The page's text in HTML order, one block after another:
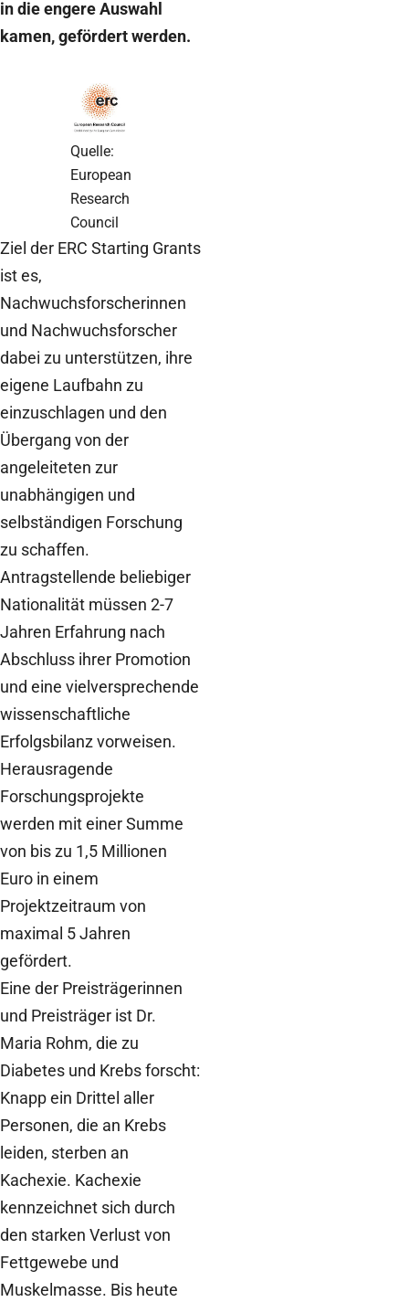
in die engere Auswahl
kamen, gefördert werden.
Quelle:
European
Research
Council
Ziel der ERC Starting Grants
ist es,
Nachwuchsforscherinnen
und Nachwuchsforscher
dabei zu unterstützen, ihre
eigene Laufbahn zu
einzuschlagen und den
Übergang von der
angeleiteten zur
unabhängigen und
selbständigen Forschung
zu schaffen.
Antragstellende beliebiger
Nationalität müssen 2-7
Jahren Erfahrung nach
Abschluss ihrer Promotion
und eine vielversprechende
wissenschaftliche
Erfolgsbilanz vorweisen.
Herausragende
Forschungsprojekte
werden mit einer Summe
von bis zu 1,5 Millionen
Euro in einem
Projektzeitraum von
maximal 5 Jahren
gefördert.
Eine der Preisträgerinnen
und Preisträger ist Dr.
Maria Rohm, die zu
Diabetes und Krebs forscht:
Knapp ein Drittel aller
Personen, die an Krebs
leiden, sterben an
Kachexie. Kachexie
kennzeichnet sich durch
den starken Verlust von
Fettgewebe und
Muskelmasse. Bis heute